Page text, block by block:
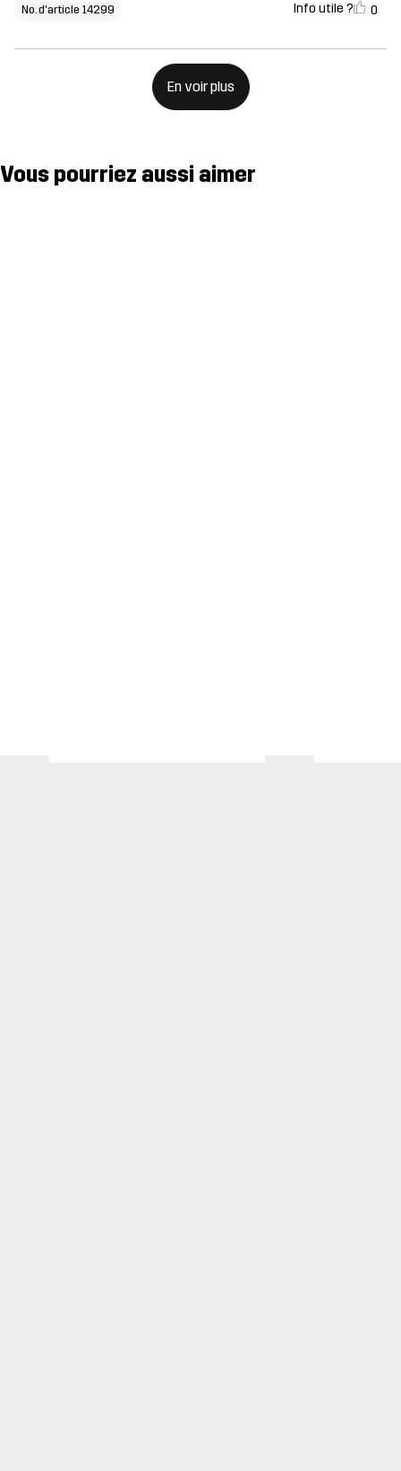
No. d'article 14299 Info utile ? 0
En voir plus
Vous pourriez aussi aimer